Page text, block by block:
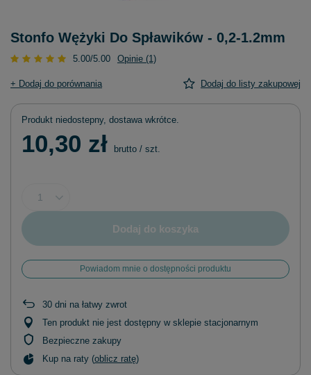
Stonfo Wężyki Do Spławików - 0,2-1.2mm
5.00/5.00 Opinie (1)
+ Dodaj do porównania Dodaj do listy zakupowej
Produkt niedostepny, dostawa wkrótce
10,30 zł brutto / szt.
Dodaj do koszyka
Powiadom mnie o dostępności produktu
30 dni na łatwy zwrot
Ten produkt nie jest dostępny w sklepie stacjonarnym
Bezpieczne zakupy
Kup na raty (oblicz ratę)